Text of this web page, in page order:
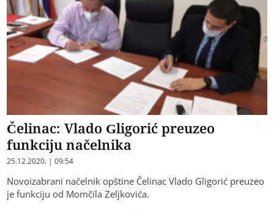
Čelinac: Vlado Gligorić preuzeo
funkciju načelnika
25.12.2020. | 09:54
Novoizabrani načelnik opštine Čelinac Vlado Gligorić preuzeo
je funkciju od Momčila Zeljkovića.